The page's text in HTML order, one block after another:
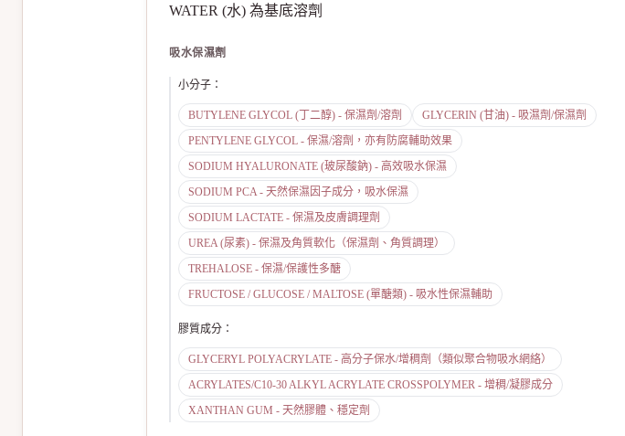
WATER (水) 為基底溶劑
吸水保濕劑
小分子 ：
BUTYLENE GLYCOL (丁二醇) - 保濕劑/溶劑
GLYCERIN (甘油) - 吸濕劑/保濕劑
PENTYLENE GLYCOL - 保濕/溶劑，亦有防腐輔助效果
SODIUM HYALURONATE (玻尿酸鈉) - 高效吸水保濕
SODIUM PCA - 天然保濕因子成分，吸水保濕
SODIUM LACTATE - 保濕及皮膚調理劑
UREA (尿素) - 保濕及角質軟化（保濕劑、角質調理）
TREHALOSE - 保濕/保護性多醣
FRUCTOSE / GLUCOSE / MALTOSE (單醣類) - 吸水性保濕輔助
膠質成分 ：
GLYCERYL POLYACRYLATE - 高分子保水/增稠劑（類似聚合物吸水網絡）
ACRYLATES/C10-30 ALKYL ACRYLATE CROSSPOLYMER - 增稠/凝膠成分
XANTHAN GUM - 天然膠體、穩定劑